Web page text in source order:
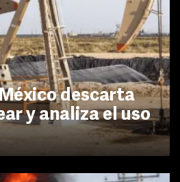
descarta
y analiza el uso